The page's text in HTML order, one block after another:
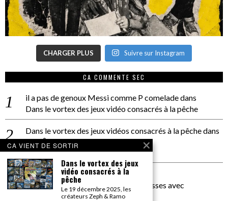
CHARGER PLUS Suivre sur Instagram
CA COMMENTE SEC
il a pas de genoux Messi comme P comeladedans
Dans le vortex des jeux vidéo consacrés à la pêche
Dans le vortex des jeux vidéos consacrés à la pêchedans
PACÔME THIELLEMENT
La séance d’Hip Gnose
La Patrie
dans
On a parlé Dolce Vita et lutte des classes avec
Bernardino Femminielli
CA VIENT DE SORTIR
Dans le vortex des jeux
vidéo consacrés à la
pêche
Le 19 décembre 2025, les
créateurs Zeph & Ramo